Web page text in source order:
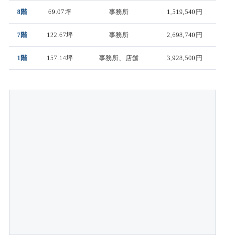
8階 69.07坪 事務所 1,519,540円
7階 122.67坪 事務所 2,698,740円
1階 157.14坪 事務所、店舗 3,928,500円